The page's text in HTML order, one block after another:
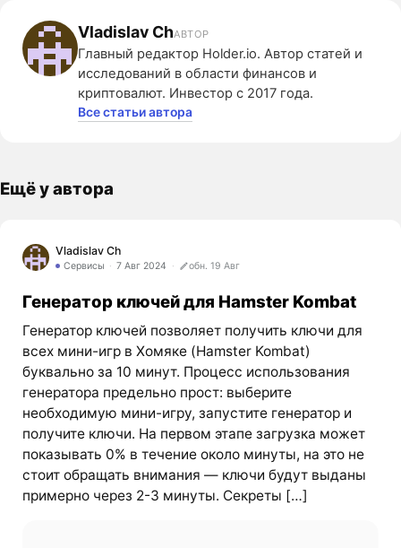
Vladislav ChАВТОР
Главный редактор Holder.io. Автор статей и
исследований в области финансов и
криптовалют. Инвестор с 2017 года.
Все статьи автора
Ещё у автора
Vladislav Ch
Сервисы 7 Авг 2024 обн. 19 Авг
Генератор ключей для Hamster Kombat
Генератор ключей позволяет получить ключи для
всех мини-игр в Хомяке (Hamster Kombat)
буквально за 10 минут. Процесс использования
генератора предельно прост: выберите
необходимую мини-игру, запустите генератор и
получите ключи. На первом этапе загрузка может
показывать 0% в течение около минуты, на это не
стоит обращать внимания — ключи будут выданы
примерно через 2-3 минуты. Секреты […]